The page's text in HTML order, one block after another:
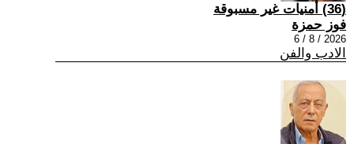
(36) أمنيات غير مسبوقة
فوز حمزة
2026 / 8 / 6
الادب والفن